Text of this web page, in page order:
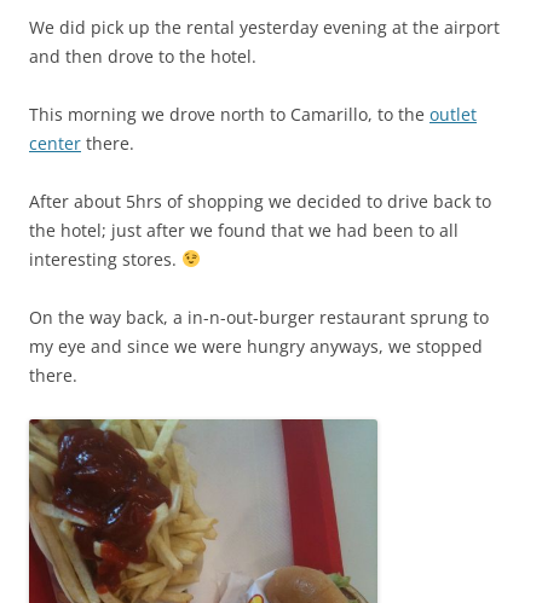
We did pick up the rental yesterday evening at the airport
and then drove to the hotel.
This morning we drove north to Camarillo, to the outlet
center there.
After about 5hrs of shopping we decided to drive back to
the hotel; just after we found that we had been to all
interesting stores.
On the way back, a in-n-out-burger restaurant sprung to
my eye and since we were hungry anyways, we stopped
there.